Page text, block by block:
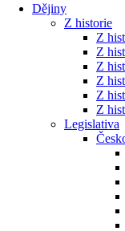
Dějiny
Z historie
Z
Z
Z
Z
Z
Z
Legislativa